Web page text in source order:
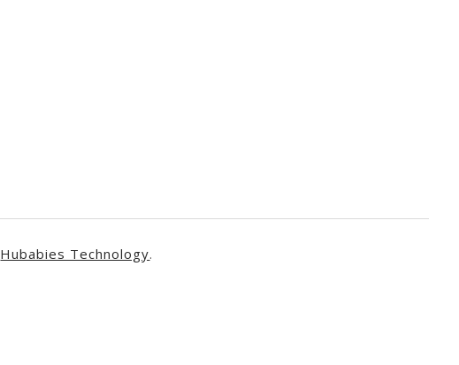
Hubabies Technology.